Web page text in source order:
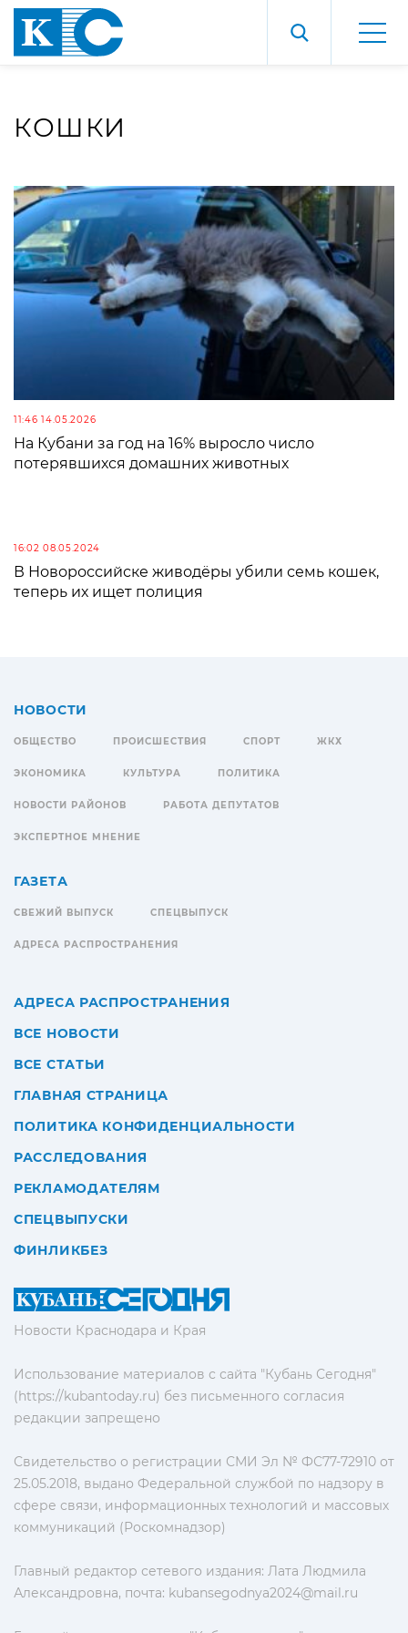
КОШКИ
11:46 14.05.2026
На Кубани за год на 16% выросло число
потерявшихся домашних животных
16:02 08.05.2024
В Новороссийске живодёры убили семь кошек,
теперь их ищет полиция
Новости Краснодара и Края
Использование материалов с сайта "Кубань Сегодня"
(https://kubantoday.ru) без письменного согласия
редакции запрещено
Свидетельство о регистрации СМИ Эл № ФС77-72910 от
25.05.2018, выдано Федеральной службой по надзору в
сфере связи, информационных технологий и массовых
коммуникаций (Роскомнадзор)
Главный редактор сетевого издания: Лата Людмила
Александровна, почта: kubansegodnya2024@mail.ru
НОВОСТИ
ОБЩЕСТВО ПРОИСШЕСТВИЯ СПОРТ ЖКХ
ЭКОНОМИКА КУЛЬТУРА ПОЛИТИКА
НОВОСТИ РАЙОНОВ РАБОТА ДЕПУТАТОВ
ЭКСПЕРТНОЕ МНЕНИЕ
ГАЗЕТА
СВЕЖИЙ ВЫПУСК СПЕЦВЫПУСК
АДРЕСА РАСПРОСТРАНЕНИЯ
АДРЕСА РАСПРОСТРАНЕНИЯ
ВСЕ НОВОСТИ
ВСЕ СТАТЬИ
ГЛАВНАЯ СТРАНИЦА
ПОЛИТИКА КОНФИДЕНЦИАЛЬНОСТИ
РАССЛЕДОВАНИЯ
РЕКЛАМОДАТЕЛЯМ
СПЕЦВЫПУСКИ
ФИНЛИКБЕЗ